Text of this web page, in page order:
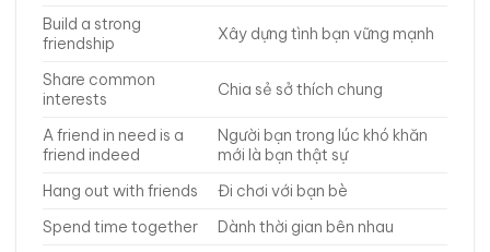
Build a strong
friendship
Xây dựng tình bạn vững mạnh
Share common
interests
Chia sẻ sở thích chung
A friend in need is a
friend indeed
Người bạn trong lúc khó khăn
mới là bạn thật sự
Hang out with friends
Đi chơi với bạn bè
Spend time together
Dành thời gian bên nhau